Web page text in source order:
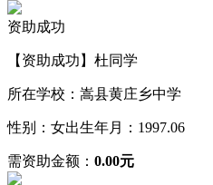
资助成功
【资助成功】杜同学
所在学校：嵩县黄庄乡中学
性别：女出生年月：1997.06
需资助金额： 0.00元